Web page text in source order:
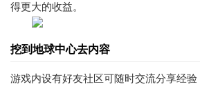
得更大的收益。
挖到地球中心去内容
游戏内设有好友社区可随时交流分享经